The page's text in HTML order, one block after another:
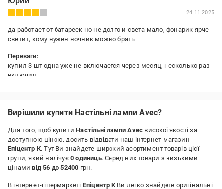
24.11.2025
да работает от батареек но не долго и света мало, фонарик ярче
светит, кому нужен ночник можно брать
Переваги:
купил 3 шт одна уже не включается через месяц, несколько раз
включил
Вирішили купити Настільні лампи Avec?
Для того, щоб купитиНастільні лампи Avec високої якості за
доступною ціною, досить відвідати наш інтернет-магазин
Епіцентр К. Тут Ви знайдете широкий асортимент товарів цієї
групи, який налічує 0 одиниць. Серед них товари з низькими
цінамивід 56 до 52400 грн.
В інтернет-гіпермаркеті Епіцентр КВи легко знайдете оригінальні